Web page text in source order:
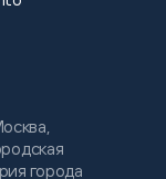
города